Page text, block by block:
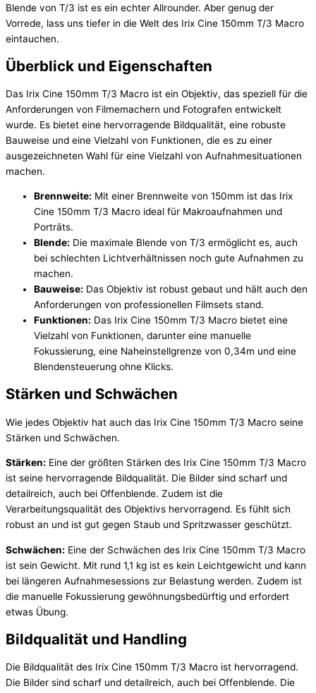
Blende von T/3 ist es ein echter Allrounder. Aber genug der
Vorrede, lass uns tiefer in die Welt des Irix Cine 150mm T/3 Macro
eintauchen.
Überblick und Eigenschaften
Das Irix Cine 150mm T/3 Macro ist ein Objektiv, das speziell für die
Anforderungen von Filmemachern und Fotografen entwickelt
wurde. Es bietet eine hervorragende Bildqualität, eine robuste
Bauweise und eine Vielzahl von Funktionen, die es zu einer
ausgezeichneten Wahl für eine Vielzahl von Aufnahmesituationen
machen.
Brennweite: Mit einer Brennweite von 150mm ist das Irix
Cine 150mm T/3 Macro ideal für Makroaufnahmen und
Porträts.
Blende: Die maximale Blende von T/3 ermöglicht es, auch
bei schlechten Lichtverhältnissen noch gute Aufnahmen zu
machen.
Bauweise: Das Objektiv ist robust gebaut und hält auch den
Anforderungen von professionellen Filmsets stand.
Funktionen: Das Irix Cine 150mm T/3 Macro bietet eine
Vielzahl von Funktionen, darunter eine manuelle
Fokussierung, eine Naheinstellgrenze von 0,34m und eine
Blendensteuerung ohne Klicks.
Stärken und Schwächen
Wie jedes Objektiv hat auch das Irix Cine 150mm T/3 Macro seine
Stärken und Schwächen.
Stärken: Eine der größten Stärken des Irix Cine 150mm T/3 Macro
ist seine hervorragende Bildqualität. Die Bilder sind scharf und
detailreich, auch bei Offenblende. Zudem ist die
Verarbeitungsqualität des Objektivs hervorragend. Es fühlt sich
robust an und ist gut gegen Staub und Spritzwasser geschützt.
Schwächen: Eine der Schwächen des Irix Cine 150mm T/3 Macro
ist sein Gewicht. Mit rund 1,1 kg ist es kein Leichtgewicht und kann
bei längeren Aufnahmesessions zur Belastung werden. Zudem ist
die manuelle Fokussierung gewöhnungsbedürftig und erfordert
etwas Übung.
Bildqualität und Handling
Die Bildqualität des Irix Cine 150mm T/3 Macro ist hervorragend.
Die Bilder sind scharf und detailreich, auch bei Offenblende. Die